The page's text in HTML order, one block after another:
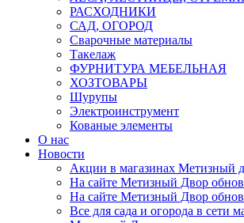
РАСХОДНИКИ
САД, ОГОРОД
Сварочные материалы
Такелаж
ФУРНИТУРА МЕБЕЛЬНАЯ
ХОЗТОВАРЫ
Шурупы
Электроинструмент
Кованые элементы
О нас
Новости
Акции в магазинах Метизный
На сайте Метизный Двор
На сайте Метизный Двор
Все для сада и огорода в сети